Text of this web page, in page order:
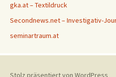
gka.at – Textildruck
Secondnews.net – Investigativ-
seminartraum.at
Stolz präsentiert von WordPress